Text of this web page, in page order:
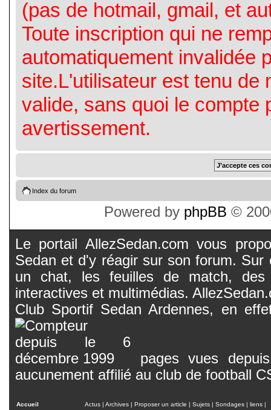
(pas de hotmail, gmail, et
Toute inscription qui ne
automatiquement invalidée
site.L'utilisateur est tenu de
valide, sans quoi le compte
avertissement.
Index du forum
Powered by phpBB ©
Le portail AllezSedan.com vous
Sedan et d'y réagir sur son forum.
un chat, les feuilles de match, des
interactives et multimédias.
Club Sportif Sedan Ardennes, en
pages vues
aucunement affilié au club de football
Accueil Actus | Archives | Proposer un article | Sujets | Sondages | liens |